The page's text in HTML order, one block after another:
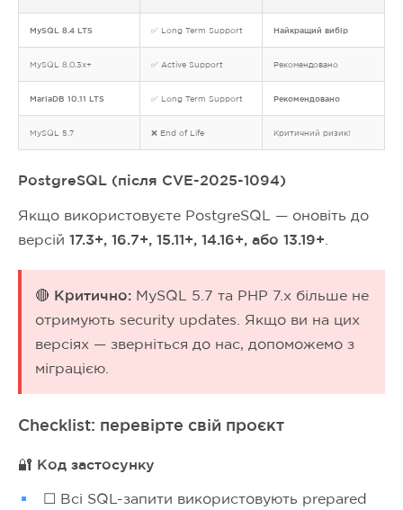
MySQL 8.4 LTS ✅ Long Term Support Найкращий вибір
MySQL 8.0.3x+ ✅ Active Support Рекомендовано
MariaDB 10.11 LTS ✅ Long Term Support Рекомендовано
MySQL 5.7 ❌ End of Life Критичний ризик!
PostgreSQL (після CVE-2025-1094)
Якщо використовуєте PostgreSQL — оновіть до
версій 17.3+, 16.7+, 15.11+, 14.16+, або 13.19+
🔴 Критично: MySQL 5.7 та PHP 7.x більше не
отримують security updates. Якщо ви на цих
версіях — зверніться до нас, допоможемо з
міграцією.
Checklist: перевірте свій проєкт
🔐 Код застосунку
☐ Всі SQL-запити використовують prepared